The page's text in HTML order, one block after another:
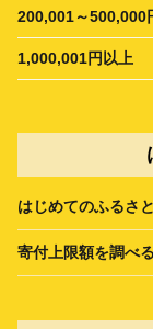
200,001～500,000
1,000,001円以上
はじめてのふるさ
寄付上限額を調べる